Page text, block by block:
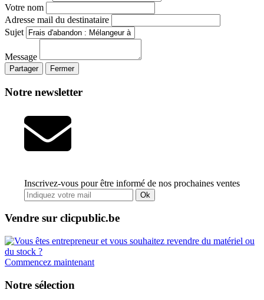
Votre nom
Adresse mail du destinataire
Sujet
Message
Partager Fermer
Notre newsletter
Inscrivez-vous pour être informé de nos prochaines ventes
Ok
Vendre sur clicpublic.be
Commencez maintenant
Notre sélection